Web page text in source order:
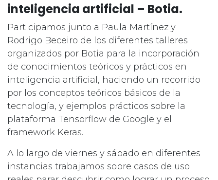
inteligencia artificial – Botia.
Participamos junto a Paula Martínez y
Rodrigo Beceiro de los diferentes talleres
organizados por Botia para la incorporación
de conocimientos teóricos y prácticos en
inteligencia artificial, haciendo un recorrido
por los conceptos teóricos básicos de la
tecnología, y ejemplos prácticos sobre la
plataforma Tensorflow de Google y el
framework Keras.
A lo largo de viernes y sábado en diferentes
instancias trabajamos sobre casos de uso